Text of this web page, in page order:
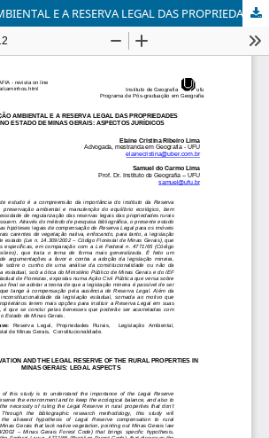
PRESERVAÇÃO AMBIENTAL E A RESERVA LEGAL DAS PROPRIEDADES RURAIS NO ESTADO DE MINAS GERAIS: ASPECTOS JURÍDICOS